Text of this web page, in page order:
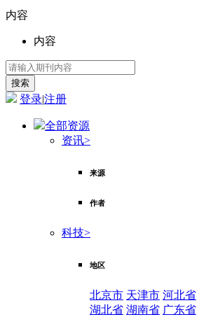
内容
内容
登录|注册
全部资源
资讯>
来源
作者
科技>
地区
北京市 天津市 河北省
湖北省 湖南省 广东省